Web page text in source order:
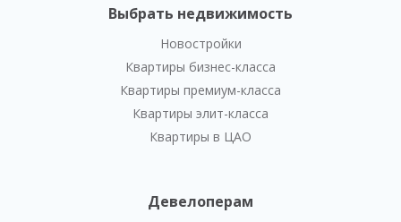
Выбрать недвижимость
Новостройки
Квартиры бизнес-класса
Квартиры премиум-класса
Квартиры элит-класса
Квартиры в ЦАО
Девелоперам